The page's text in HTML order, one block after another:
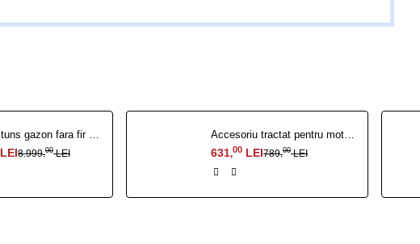
Robot de tuns gazon fara fir perimetral RURIS Sentinel 1500
LEI8.999,00LEI
Accesoriu tractat pentru motosapa navigator 88
631,00 LEI789,00LEI